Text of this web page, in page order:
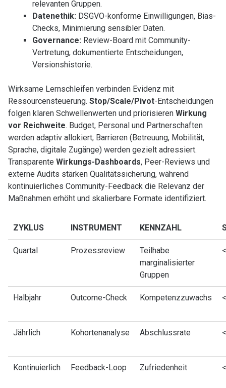
relevanten Gruppen.
Datenethik: DSGVO-konforme Einwilligungen, Bias-
Checks, Minimierung sensibler Daten.
Governance: Review-Board mit Community-
Vertretung, dokumentierte Entscheidungen,
Versionshistorie.
Wirksame Lernschleifen verbinden Evidenz mit
Ressourcensteuerung. Stop/Scale/Pivot-Entscheidungen
folgen klaren Schwellenwerten und priorisieren Wirkung
vor Reichweite. Budget, Personal und Partnerschaften
werden adaptiv allokiert; Barrieren (Betreuung, Mobilität,
Sprache, digitale Zugänge) werden gezielt adressiert.
Transparente Wirkungs-Dashboards, Peer-Reviews und
externe Audits stärken Qualitätssicherung, während
kontinuierliches Community-Feedback die Relevanz der
Maßnahmen erhöht und skalierbare Formate identifiziert.
ZYKLUS INSTRUMENT KENNZAHL
Quartal Prozessreview
Teilhabe
marginalisierter
Gruppen
Halbjahr Outcome-Check Kompetenzzuwachs
Jährlich Kohortenanalyse Abschlussrate
Kontinuierlich Feedback-Loop Zufriedenheit